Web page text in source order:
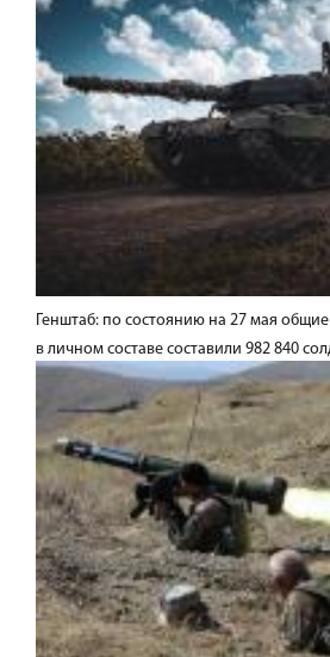
Генштаб: по состоянию на 27 мая
в личном составе составили 982 840